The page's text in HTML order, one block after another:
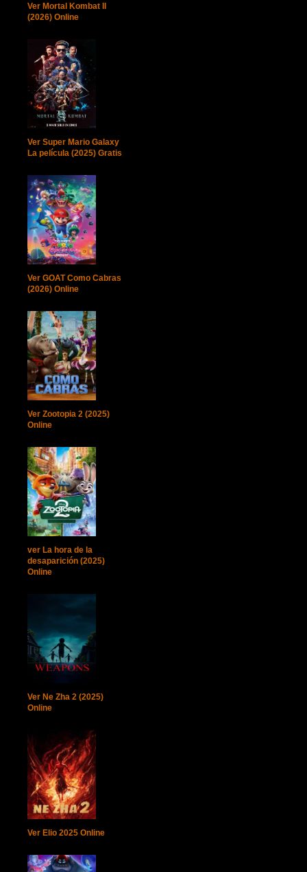
Ver Mortal Kombat II
(2026) Online
Ver Super Mario Galaxy
La película (2025) Gratis
Ver GOAT Como Cabras
(2026) Online
Ver Zootopia 2 (2025)
Online
ver La hora de la
desaparición (2025)
Online
Ver Ne Zha 2 (2025)
Online
Ver Elio 2025 Online